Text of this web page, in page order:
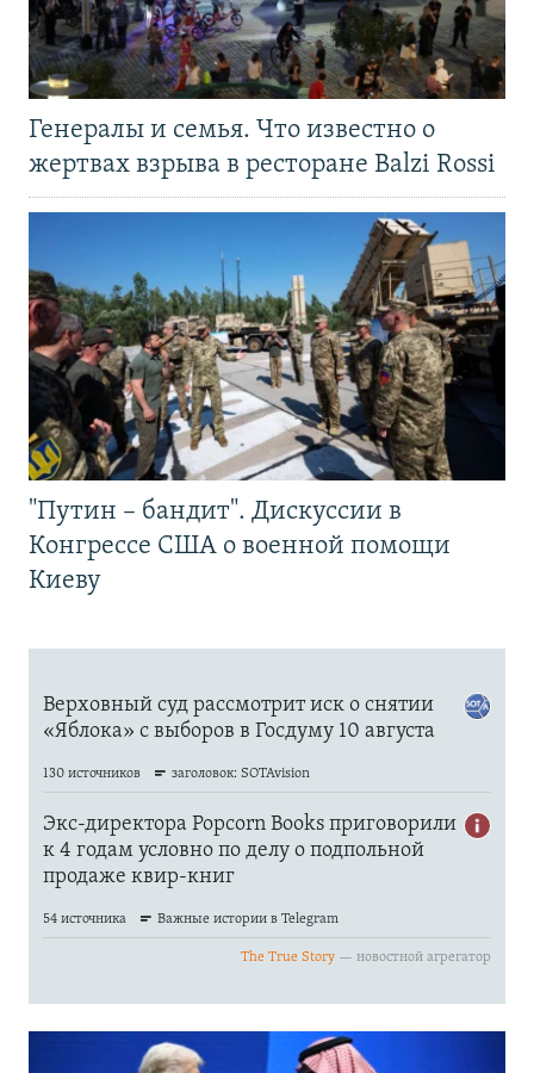
Генералы и семья. Что известно о
жертвах взрыва в ресторане Balzi Rossi
"Путин – бандит". Дискуссии в
Конгрессе США о военной помощи
Киеву